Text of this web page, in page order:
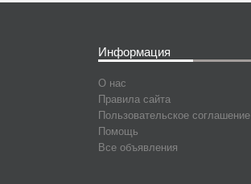
Информация
О нас
Правила сайта
Пользовательское соглашение
Помощь
Все объявления